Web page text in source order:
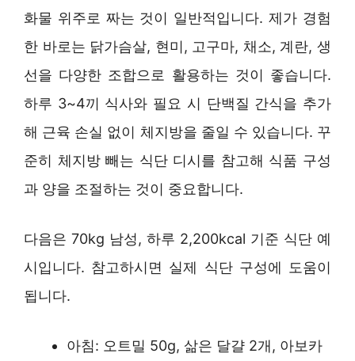
화물 위주로 짜는 것이 일반적입니다. 제가 경험
한 바로는 닭가슴살, 현미, 고구마, 채소, 계란, 생
선을 다양한 조합으로 활용하는 것이 좋습니다.
하루 3~4끼 식사와 필요 시 단백질 간식을 추가
해 근육 손실 없이 체지방을 줄일 수 있습니다. 꾸
준히 체지방 빼는 식단 디시를 참고해 식품 구성
과 양을 조절하는 것이 중요합니다.
다음은 70kg 남성, 하루 2,200kcal 기준 식단 예
시입니다. 참고하시면 실제 식단 구성에 도움이
됩니다.
아침: 오트밀 50g, 삶은 달걀 2개, 아보카